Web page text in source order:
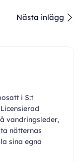
Nästa inlägg
i S:t
vandringsleder,
nätternas
sina egna